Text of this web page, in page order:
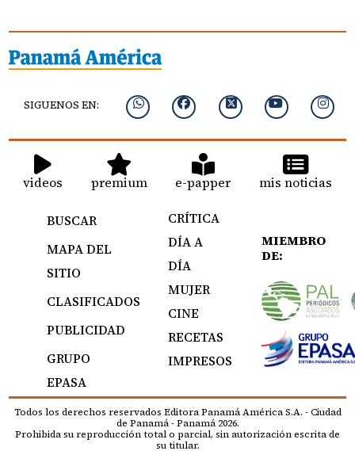
SIGUENOS EN:
videos premium e-papper mis noticias
BUSCAR
MAPA DEL
SITIO
CLASIFICADOS
PUBLICIDAD
GRUPO
EPASA
CRÍTICA
DÍA A
DÍA
MUJER
CINE
RECETAS
IMPRESOS
MIEMBRO
DE:
Todos los derechos reservados Editora Panamá América S.A. - Ciudad
de Panamá - Panamá 2026.
Prohibida su reproducción total o parcial, sin autorización escrita de
su titular.